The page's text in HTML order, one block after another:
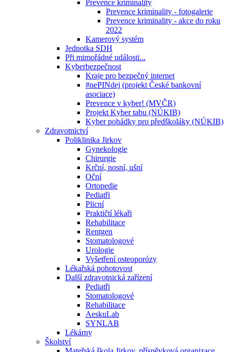
Prevence kriminality
Prevence kriminality - fotogalerie
Prevence kriminality - akce do roku
2022
Kamerový systém
Jednotka SDH
Při mimořádné události...
Kyberbezpečnost
Kraje pro bezpečný internet
#nePINdej (projekt České bankovní
asociace)
Prevence v kyber! (MVČR)
Projekt Kyber tabu (NÚKIB)
Kyber pohádky pro předškoláky (NÚKIB)
Zdravotnictví
Poliklinika Jirkov
Gynekologie
Chirurgie
Krční, nosní, ušní
Oční
Ortopedie
Pediatři
Plicní
Praktičtí lékaři
Rehabilitace
Rentgen
Stomatologové
Urologie
Vyšetření osteoporózy
Lékařská pohotovost
Další zdravotnická zařízení
Pediatři
Stomatologové
Rehabilitace
AeskuLab
SYNLAB
Lékárny
Školství